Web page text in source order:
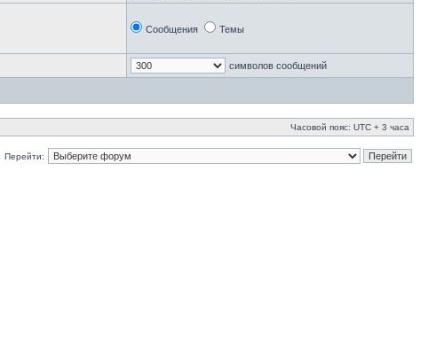
Сообщения Темы
символов сообщений
Часовой пояс: UTC + 3 часа
Перейти: